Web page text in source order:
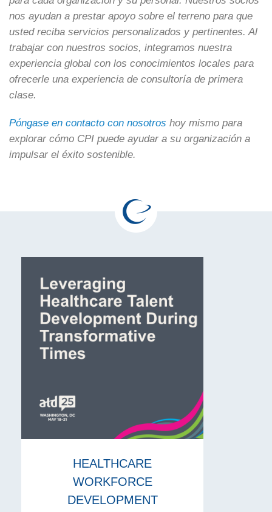
nos ayudan a prestar apoyo sobre el terreno para que
usted reciba servicios personalizados y pertinentes. Al
trabajar con nuestros socios, integramos nuestra
experiencia global con los conocimientos locales para
ofrecerle una experiencia de consultoría de primera
clase.
Póngase en contacto con nosotros hoy mismo para
explorar cómo CPI puede ayudar a su organización a
impulsar el éxito sostenible.
HEALTHCARE
WORKFORCE
DEVELOPMENT